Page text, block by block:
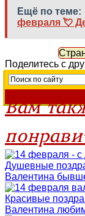
Ещё по теме:
февраля 💘
Поделитесь с
Вам
Душевные
Валентина
Красивые
Валентина